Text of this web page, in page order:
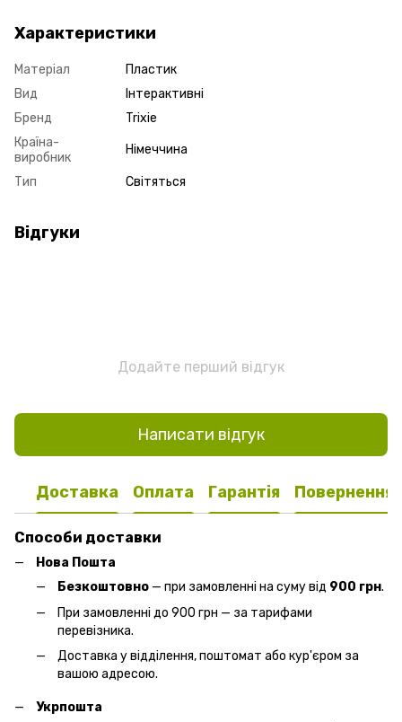
Характеристики
Матеріал
Пластик
Вид
Інтерактивні
Бренд
Trixie
Країна-
виробник
Німеччина
Тип Світяться
Відгуки
Додайте перший відгук
Написати відгук
Доставка Оплата Гарантія Повернення
Способи доставки
Нова Пошта
Безкоштовно — при замовленні на суму від 900 грн.
При замовленні до 900 грн — за тарифами
перевізника.
Доставка у відділення, поштомат або кур'єром за
вашою адресою.
Укрпошта